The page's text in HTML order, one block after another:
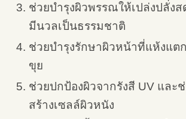
ช่วยบำรุงผิวพรรณให้เปล่งปลั่ง
มีนวลเป็นธรรมชาติ
ช่วยบำรุงรักษาผิวหน้าที่แห้งแต
ขุย
ช่วยปกป้องผิวจากรังสี UV และ
สร้างเซลล์ผิวหนัง